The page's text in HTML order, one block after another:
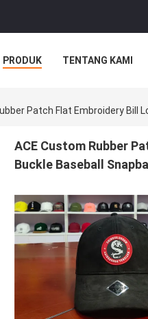
PRODUK TENTANG KAMI
Patch Flat Embroidery Bill
ACE Custom Rubber
Buckle Baseball